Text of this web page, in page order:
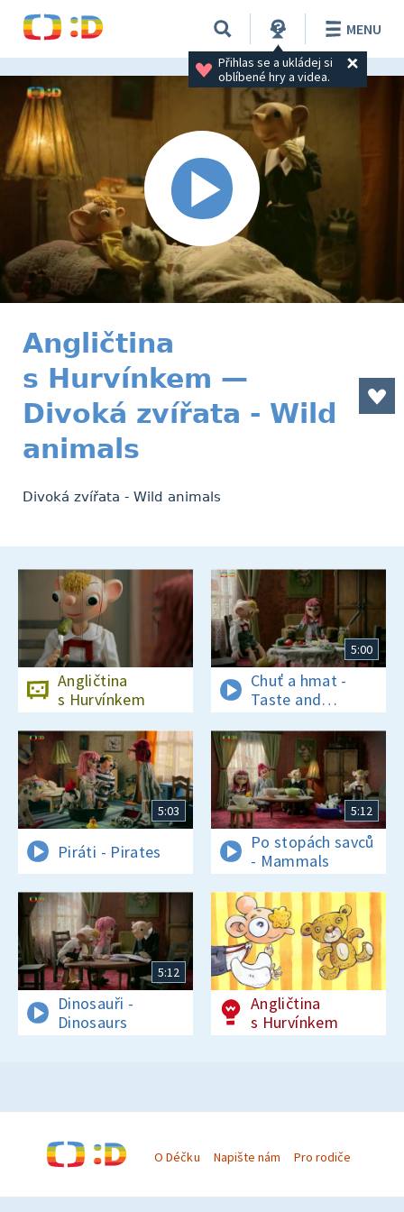
Přihlas se a ukládej si
oblíbené hry a videa.
MENU
Angličtina
s Hurvínkem —
Divoká zvířata - Wild
animals
Divoká zvířata - Wild animals
Angličtina
s Hurvínkem
5:00
Chuť a hmat -
Taste and
texture
5:03
Piráti - Pirates
5:12
Po stopách savců
- Mammals
5:12
Dinosauři -
Dinosaurs
Angličtina
s Hurvínkem
O Déčku Napište nám Pro rodiče